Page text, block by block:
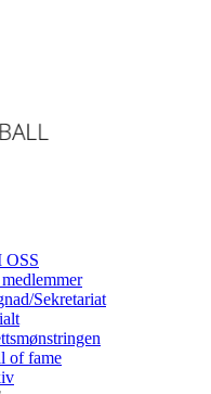
OSS
Sekretariat
of fame